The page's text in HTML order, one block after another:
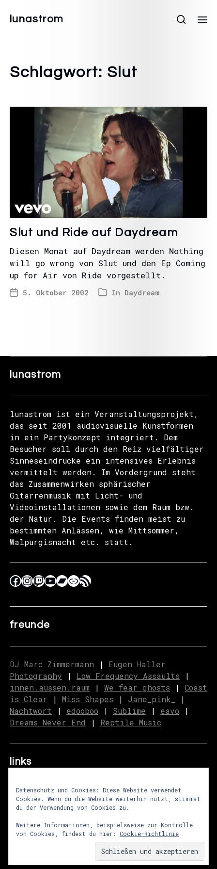
lunastrom
Schlagwort: Slut
Slut und Ride auf Daydream
Diesen Monat auf Daydream werden Nothing
will go wrong von Slut und den Ep Coming
up for Air von Ride vorgestellt.
5. Oktober 2002 In Daydream
lunastrom
lunastrom ist ein Veranstaltungsprojekt,
das seit 2001 audiovisuelle Kunstformen
in ein Partykonzept integriert. Dem
Besucher soll durch den Reiz vielfältiger
Sinneseindrücke ein intensives Erlebnis
vermittelt werden. Im Vordergrund steht
das Zusammenwirken sphärischer
Gitarrenmusik mit Licht- und
Videoinstallationen sowie dem Raum bzw.
der Natur. Die Events finden meist zu
bestimmten Anlässen, wie Mittsommer,
Walpurgisnacht etc. statt.
freunde
DJ Marc Zimmermann | Eugen Haller
Photography | Low Frequency Assaults |
innen.aussen.raum | We fear ghosts | Coast
is Clear | Miss Shapes | Jane_pink_
|
Nachtwort | edooboo | Sublime | eavo |
Dreams Never End | Reptile Music
links
über uns | presse|newsletter
impressum|datenschutz |
Theme vonAnders Norén
Datenschutz und Cookies: Diese Website verwendet
Cookies. Wenn du die Website weiterhin nutzt, stimmst
du der Verwendung von Cookies zu.
Weitere Informationen, beispielsweise zur Kontrolle
von Cookies, findest du hier: Cookie-Richtlinie